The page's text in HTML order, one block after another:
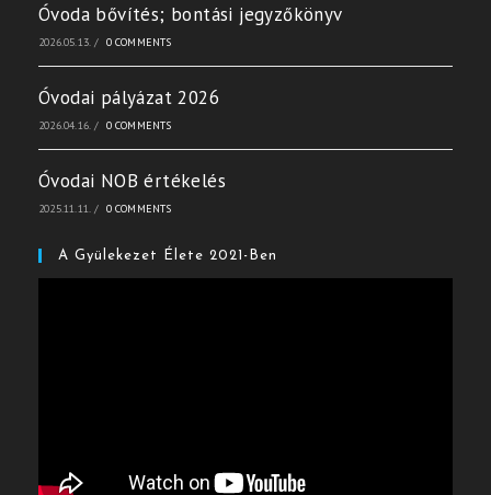
Óvoda bővítés; bontási jegyzőkönyv
2026.05.13. / 0 COMMENTS
Óvodai pályázat 2026
2026.04.16. / 0 COMMENTS
Óvodai NOB értékelés
2025.11.11. / 0 COMMENTS
A Gyülekezet Élete 2021-Ben